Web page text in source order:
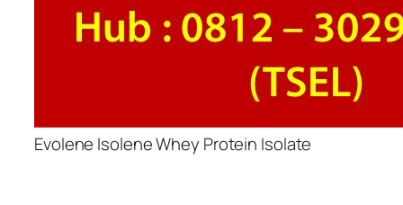
Evolene Isolene Whey Protein Isolate